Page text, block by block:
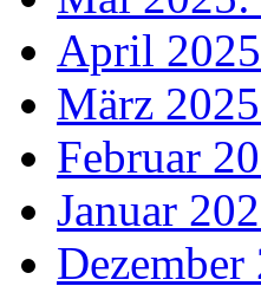
April
März
Februar
Januar